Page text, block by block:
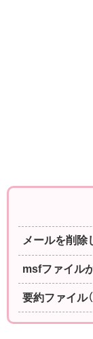
メールを削除
msfファイル
要約ファイル